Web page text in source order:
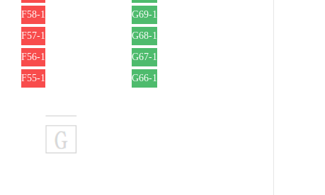
F58-1
G69-1
F57-1
G68-1
F56-1
G67-1
F55-1 G66-1